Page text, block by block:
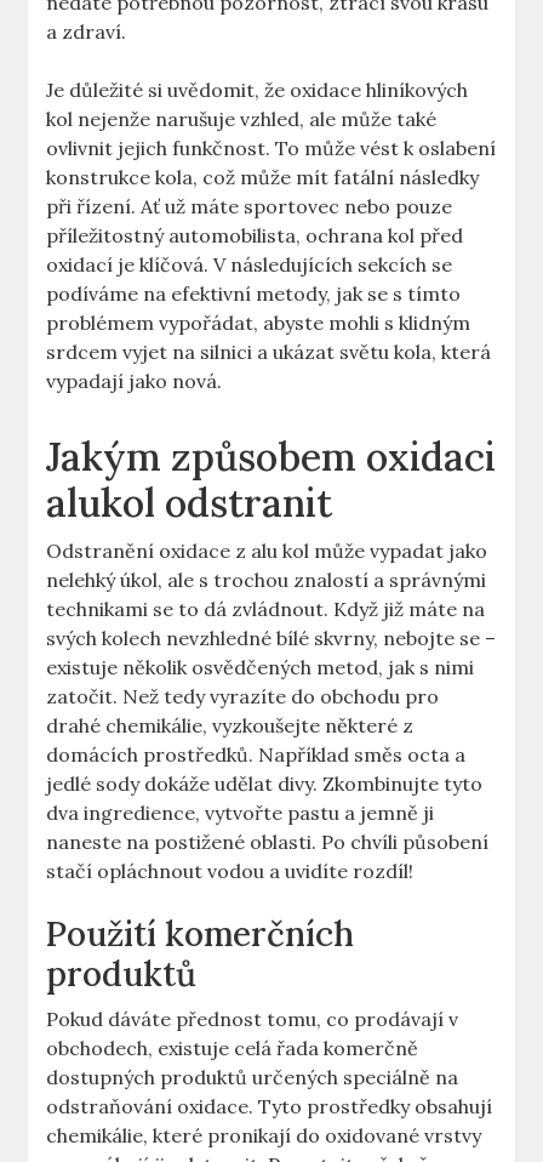
a zdraví.
Je důležité si uvědomit, že oxidace hliníkových
kol nejenže narušuje vzhled, ale může také
ovlivnit jejich funkčnost. To může vést k oslabení
konstrukce kola, což může mít fatální následky
při řízení. Ať už máte sportovec nebo pouze
příležitostný automobilista, ochrana kol před
oxidací je klíčová. V následujících sekcích se
podíváme na efektivní metody, jak se s tímto
problémem vypořádat, abyste mohli s klidným
srdcem vyjet na silnici a ukázat světu kola, která
vypadají jako nová.
Jakým způsobem oxidaci
alukol odstranit
Odstranění oxidace z alu kol může vypadat jako
nelehký úkol, ale s trochou znalostí a správnými
technikami se to dá zvládnout. Když již máte na
svých kolech nevzhledné bílé skvrny, nebojte se –
existuje několik osvědčených metod, jak s nimi
zatočit. Než tedy vyrazíte do obchodu pro
drahé chemikálie, vyzkoušejte některé z
domácích prostředků. Například směs octa a
jedlé sody dokáže udělat divy. Zkombinujte tyto
dva ingredience, vytvořte pastu a jemně ji
naneste na postižené oblasti. Po chvíli působení
stačí opláchnout vodou a uvidíte rozdíl!
Použití komerčních
produktů
Pokud dáváte přednost tomu, co prodávají v
obchodech, existuje celá řada komerčně
dostupných produktů určených speciálně na
odstraňování oxidace. Tyto prostředky obsahují
chemikálie, které pronikají do oxidované vrstvy